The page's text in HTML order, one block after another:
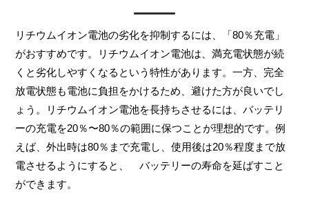
リチウムイオン電池の劣化を抑制するには、「80％充電」
がおすすめです。リチウムイオン電池は、満充電状態が続
くと劣化しやすくなるという特性があります。一方、完全
放電状態も電池に負担をかけるため、避けた方が良いでし
ょう。リチウムイオン電池を長持ちさせるには、バッテリ
ーの充電を20％〜80％の範囲に保つことが理想的です。例
えば、外出時は80％まで充電し、使用後は20％程度まで放
電させるようにすると、 バッテリーの寿命を延ばすこと
ができます。